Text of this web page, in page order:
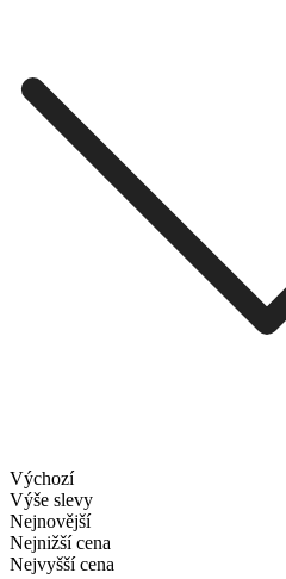
Výchozí
Výše slevy
Nejnovější
Nejnižší cena
Nejvyšší cena